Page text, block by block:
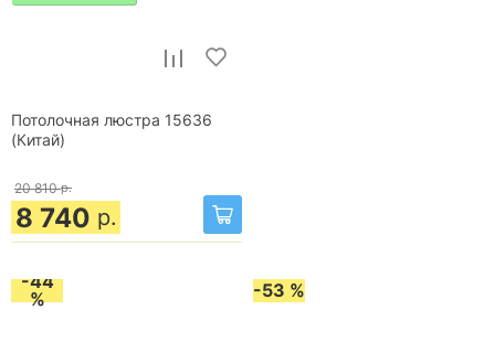
Потолочная люстра 15636
(Китай)
20 810 р.
8 740 р.
-44
%
-53 %